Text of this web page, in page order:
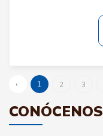
‹ 1 2 3
CONÓCENOS